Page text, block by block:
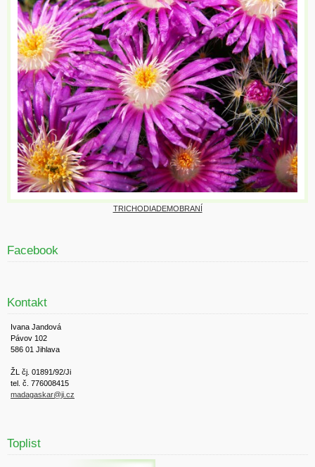
TRICHODIADEMOBRANÍ
Facebook
Kontakt
Ivana Jandová
Pávov 102
586 01 Jihlava
ŽL čj. 01891/92/Ji
tel. č. 776008415
madagaskar@ji.cz
Toplist